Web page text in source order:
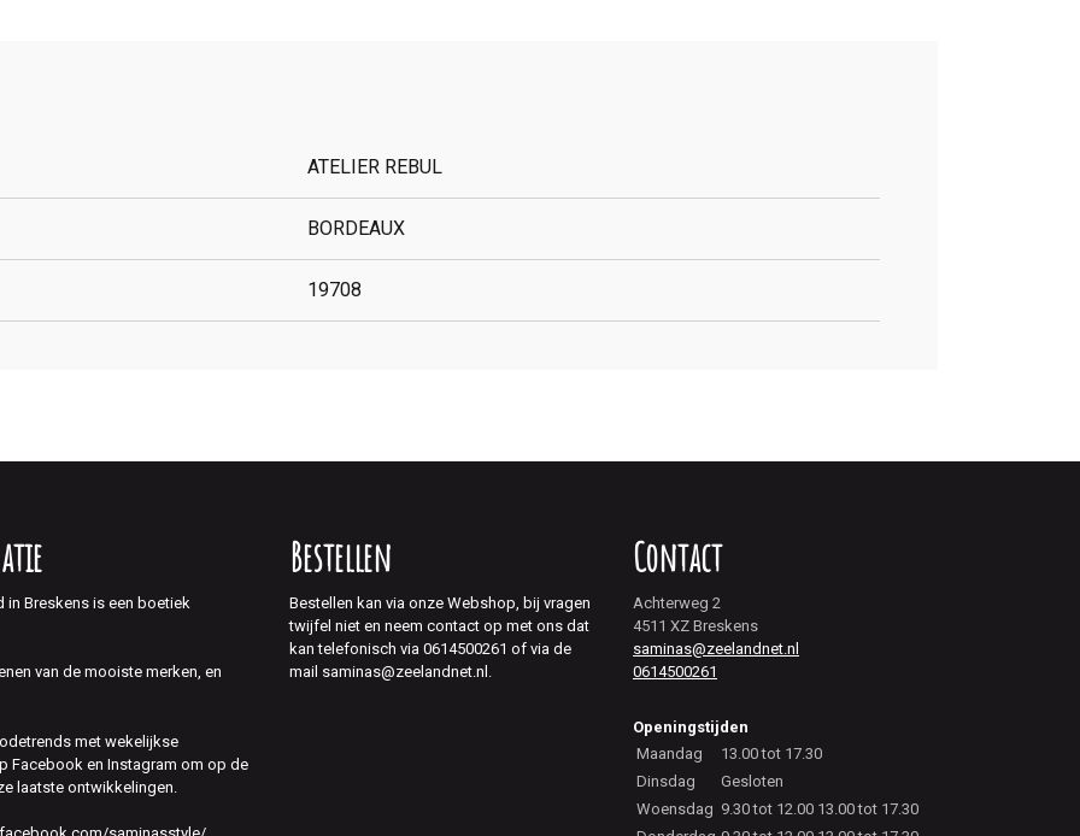
ATELIER REBUL
BORDEAUX
19708
in Breskens is een boetiek
van de mooiste merken, en
met wekelijkse
Facebook en Instagram om op de
laatste ontwikkelingen.
Bestellen
Bestellen kan via onze Webshop, bij vragen
twijfel niet en neem contact op met ons dat
kan telefonisch via 0614500261 of via de
mail saminas@zeelandnet.nl.
Contact
Achterweg 2
4511 XZ Breskens
saminas@zeelandnet.nl
0614500261
Openingstijden
Maandag
13.00 tot 17.30
Dinsdag
Gesloten
Woensdag 9.30 tot 12.00 13.00 tot 17.30